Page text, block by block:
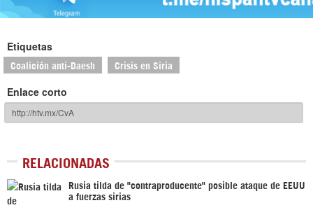
Etiquetas
Coalición anti-Daesh Crisis en Siria
Enlace corto
RELACIONADAS
Rusia tilda de "contraproducente" posible ataque de EEUU
a fuerzas sirias